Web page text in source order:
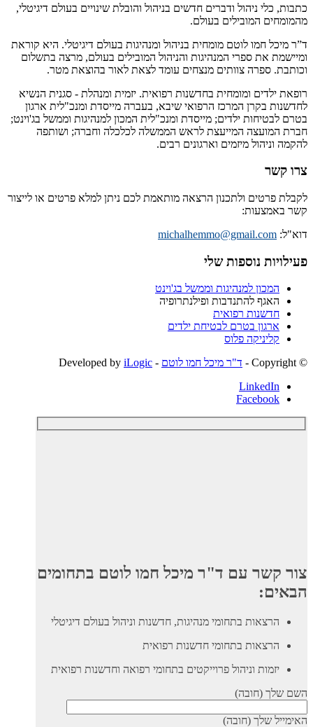
כתבות, כלי ניהול ודברים חדשים בניהול והובלת שינויים בעולם דיגיטלי,
מהמומחים המובילים בעולם.
ד”ר מיכל חמו לוטם מומחית בניהול ומנהיגות בעולם דיגיטלי. היא קוראת
ומיישמת את ספרי המנהיגות והניהול המובילים בעולם, מרצה בתשלום
וכותבת. ספרה צוותים מנצחים עומד לצאת לאור בהוצאת מטר.
רופאת ילדים ומומחית בחדשנות רפואית. יזמית ומנהלת - סגנית הנשיא
לחדשנות בקרן המרכז הרפואי שיבא, בעברה מייסדת ומנכ"לית ארגון
בטרם לבטיחות ילדים; מייסדת ומנכ"לית המכון למנהיגות וממשל בג'וינט;
חברת המועצה המייעצת לראש הממשלה לכלכלה וחברה; ושותפה
להקמה וניהול מיזמים וארגונים רבים.
צרו קשר
לקבלת פרטים ולתכנון הרצאה מותאמת לכם ניתן למלא פרטים או לייצור
קשר באמצעות:
דוא"ל: michalhemmo@gmail.com
פעילויות נוספות שלי
המכון למנהיגות וממשל בג'וינט
האגף להתנדבות ופילנתרופיה
חדשנות רפואית
ארגון בטרם לבטיחת ילדים
קליניקה פלוס
© ‫Copyright -
ד"ר מיכל חמו לוטם - Developed by
iLogic
LinkedIn
Facebook
צור קשר עם ד"ר מיכל חמו לוטם בתחומים
הבאים:
הרצאות בתחומי מנהיגות, חדשנות וניהול בעולם דיגיטלי
הרצאות בתחומי חדשנות רפואית
יזמות וניהול פרוייקטים בתחומי רפואה וחדשנות רפואית
השם שלך (חובה)
האימייל שלך (חובה)